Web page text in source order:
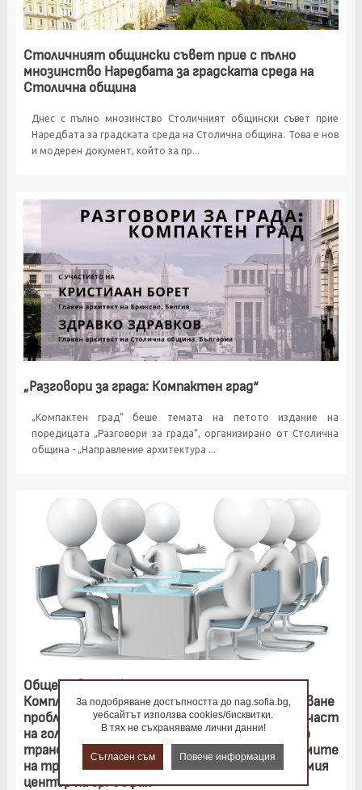
Столичният общински съвет прие с пълно
мнозинство Наредбата за градската среда на
Столична община
Днес с пълно мнозинство Столичният общински съвет прие
Наредбата за градската среда на Столична община. Това е нов
и модерен документ, който за пр...
„Разговори за града: Компактен град“
„Компактен град“ беше темата на петото издание на
поредицата „Разговори за града“, организирано от Столична
община - „Направление архитектура ...
Oбществено обсъждане на Задание за
Комплексно транспортно проучване за решаване
проблемите на транспорта в югозападната част
на големия център на гр. София и Комплексно
транспортно проучване за решаване проблемите
на транспорта в югозападната част на големия
център на гр. София
За подобряване достъпността до nag.sofia.bg,
уебсайтът използва cookies/бисквитки.
В тях не съхраняваме лични данни!
Съгласен съм Повече информация